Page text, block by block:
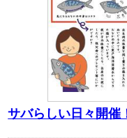
サバらしい日々開催